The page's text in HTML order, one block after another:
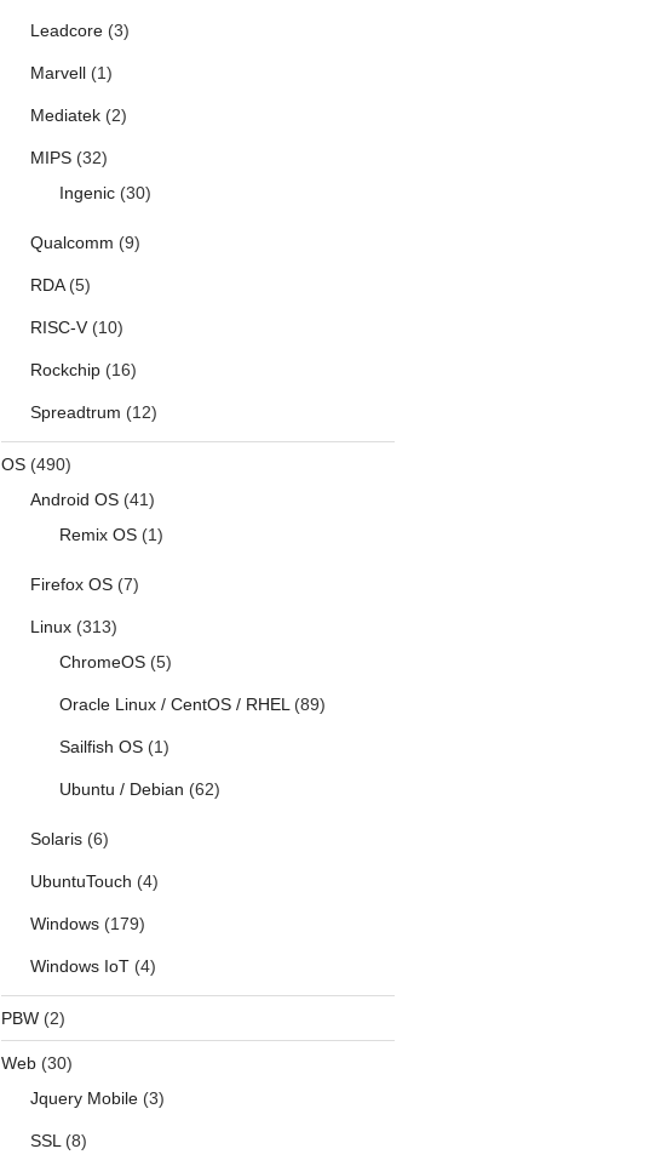
Leadcore(3)
Marvell(1)
Mediatek(2)
MIPS(32)
Ingenic(30)
Qualcomm (9)
RDA(5)
RISC-V(10)
Rockchip(16)
Spreadtrum (12)
OS(490)
Android OS(41)
Remix OS(1)
Firefox OS(7)
Linux(313)
ChromeOS(5)
Oracle Linux / CentOS / RHEL(89)
Sailfish OS(1)
Ubuntu / Debian (62)
Solaris(6)
UbuntuTouch (4)
Windows(179)
Windows IoT(4)
PBW(2)
Web(30)
Jquery Mobile(3)
SSL(8)